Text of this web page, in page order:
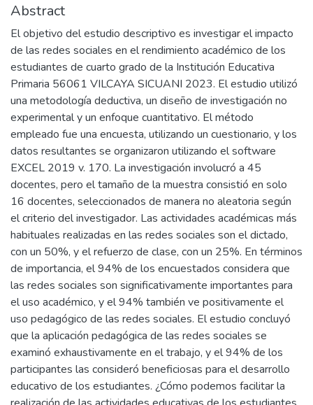
Abstract
El objetivo del estudio descriptivo es investigar el impacto
de las redes sociales en el rendimiento académico de los
estudiantes de cuarto grado de la Institución Educativa
Primaria 56061 VILCAYA SICUANI 2023. El estudio utilizó
una metodología deductiva, un diseño de investigación no
experimental y un enfoque cuantitativo. El método
empleado fue una encuesta, utilizando un cuestionario, y los
datos resultantes se organizaron utilizando el software
EXCEL 2019 v. 170. La investigación involucró a 45
docentes, pero el tamaño de la muestra consistió en solo
16 docentes, seleccionados de manera no aleatoria según
el criterio del investigador. Las actividades académicas más
habituales realizadas en las redes sociales son el dictado,
con un 50%, y el refuerzo de clase, con un 25%. En términos
de importancia, el 94% de los encuestados considera que
las redes sociales son significativamente importantes para
el uso académico, y el 94% también ve positivamente el
uso pedagógico de las redes sociales. El estudio concluyó
que la aplicación pedagógica de las redes sociales se
examinó exhaustivamente en el trabajo, y el 94% de los
participantes las consideró beneficiosas para el desarrollo
educativo de los estudiantes. ¿Cómo podemos facilitar la